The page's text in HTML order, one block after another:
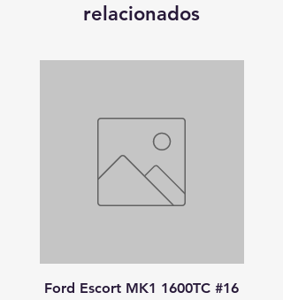
relacionados
Ford Escort MK1 1600TC #16